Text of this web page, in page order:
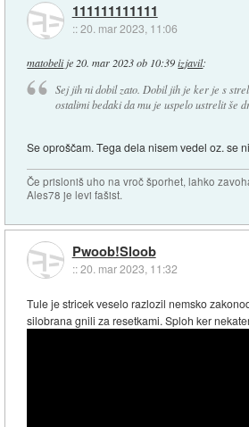
111111111111
::20. mar 2023, 11:06
matobelije 20. mar 2023 ob 10:39 izjavil:
Sej jih ni dobil zato. Dobil jih je ker je s
ostalimi bedaki da mu je uspelo ustrelit še
Se oproščam. Tega dela nisem vedel oz. se
Če prisloniš uho na vroč šporhet, lahko
Ales78 je levi fašist.
Pwoob!Sloob
::20. mar 2023, 11:32
Tule je stricek veselo razlozil nemsko
silobrana gnili za resetkami. Sploh ker